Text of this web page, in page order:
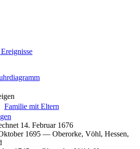
Familie mit Eltern
14. Februar 1676
1695 — Oberorke, Vöhl, Hessen,